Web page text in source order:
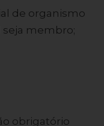
de organismo
seja membro;
obrigatório